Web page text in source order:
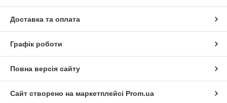
Доставка та оплата
Графік роботи
Повна версія сайту
Сайт створено на маркетплейсі Prom.ua